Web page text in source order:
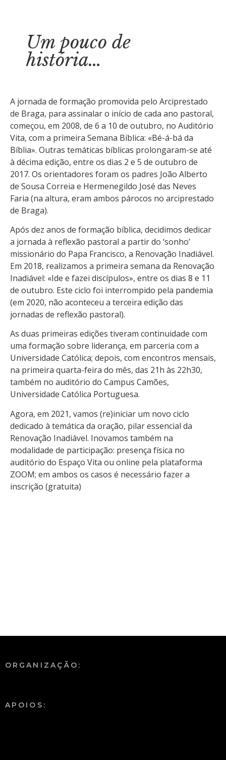
Um pouco de
história…
A jornada de formação promovida pelo Arciprestado
de Braga, para assinalar o início de cada ano pastoral,
começou, em 2008, de 6 a 10 de outubro, no Auditório
Vita, com a primeira Semana Bíblica: «Bé-á-bá da
Bíblia». Outras temáticas bíblicas prolongaram-se até
à décima edição, entre os dias 2 e 5 de outubro de
2017. Os orientadores foram os padres João Alberto
de Sousa Correia e Hermenegildo José das Neves
Faria (na altura, eram ambos párocos no arciprestado
de Braga).
Após dez anos de formação bíblica, decidimos dedicar
a jornada à reflexão pastoral a partir do ‘sonho’
missionário do Papa Francisco, a Renovação Inadiável.
Em 2018, realizamos a primeira semana da Renovação
Inadiável: «Ide e fazei discípulos», entre os dias 8 e 11
de outubro. Este ciclo foi interrompido pela pandemia
(em 2020, não aconteceu a terceira edição das
jornadas de reflexão pastoral).
As duas primeiras edições tiveram continuidade com
uma formação sobre liderança, em parceria com a
Universidade Católica; depois, com encontros mensais,
na primeira quarta-feira do mês, das 21h às 22h30,
também no auditório do Campus Camões,
Universidade Católica Portuguesa.
Agora, em 2021, vamos (re)iniciar um novo ciclo
dedicado à temática da oração, pilar essencial da
Renovação Inadiável. Inovamos também na
modalidade de participação: presença física no
auditório do Espaço Vita ou online pela plataforma
ZOOM; em ambos os casos é necessário fazer a
inscrição (gratuita)
ORGANIZAÇÃO:
APOIOS: